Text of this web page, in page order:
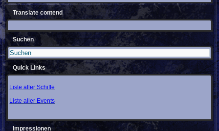
Translate contend
Suchen
Quick Links
Liste aller Schiffe
Liste aller Events
Impressionen